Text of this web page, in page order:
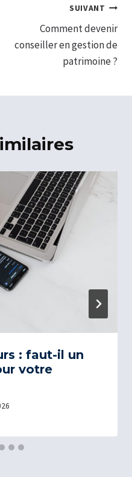
SUIVANT
Comment devenir
conseiller en gestion de
patrimoine ?
: faut-il un
votre